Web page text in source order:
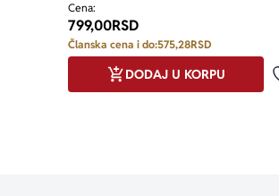
Cena:
799,00RSD
Članska cena i do:575,28RSD
DODAJ U KORPU